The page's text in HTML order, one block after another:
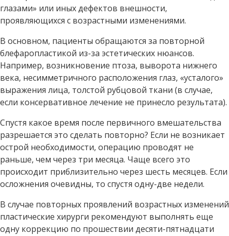
глазами» или иных дефектов внешности,
проявляющихся с возрастными изменениями.
В основном, пациенты обращаются за повторной
блефаропластикой из-за эстетических нюансов.
Например, возникновение птоза, выворота нижнего
века, несимметричного расположения глаз, «усталого»
выражения лица, толстой рубцовой ткани (в случае,
если консервативное лечение не принесло результата).
Спустя какое время после первичного вмешательства
разрешается это сделать повторно? Если не возникает
острой необходимости, операцию проводят не
раньше, чем через три месяца. Чаще всего это
происходит приблизительно через шесть месяцев. Если
осложнения очевидны, то спустя одну-две недели.
В случае повторных проявлений возрастных изменений
пластические хирурги рекомендуют выполнять еще
одну коррекцию по прошествии десяти-пятнадцати